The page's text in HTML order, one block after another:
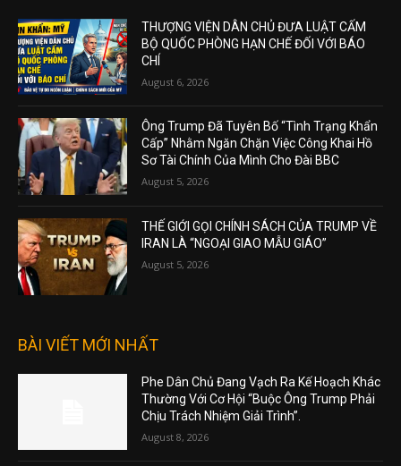
THƯỢNG VIỆN DÂN CHỦ ĐƯA LUẬT CẤM
BỘ QUỐC PHÒNG HẠN CHẾ ĐỐI VỚI BÁO
CHÍ
August 6, 2026
Ông Trump Đã Tuyên Bố “Tình Trạng Khẩn
Cấp” Nhằm Ngăn Chặn Việc Công Khai Hồ
Sơ Tài Chính Của Mình Cho Đài BBC
August 5, 2026
THẾ GIỚI GỌI CHÍNH SÁCH CỦA TRUMP VỀ
IRAN LÀ “NGOẠI GIAO MẪU GIÁO”
August 5, 2026
BÀI VIẾT MỚI NHẤT
Phe Dân Chủ Đang Vạch Ra Kế Hoạch Khác
Thường Với Cơ Hội “Buộc Ông Trump Phải
Chịu Trách Nhiệm Giải Trình”.
August 8, 2026